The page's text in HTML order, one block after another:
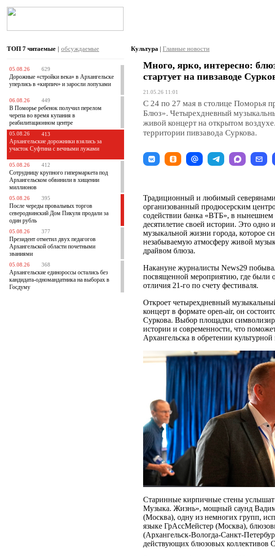
ТОП 7 читаемые | обсуждаемые
05.08.26 629
Дорожные «стройки века» в Архангельске
уперлись в «кирпич» и заросли лопухами
06.08.26 449
В Поморье ребенок получил перелом
черепа во время купания в
реабилитационном центре
05.08.26 413
Архангельские дорожники взялись за
участок Суфтина с вечными лужами
05.08.26 412
Сотрудницу крупного гипермаркета под
Архангельском обвинили в хищении
миллионов
05.08.26 395
После череды провальных торгов
северодвинский Дом Пикуля продали за
один рубль
05.08.26 377
Президент отметил двух педагогов
Архангельской области почетными
званиями
05.08.26 368
Архангельские единороссы остались без
кандидата-одномандатника на выборах в
Госдуму
Культура | Главные новости
Много, ярко, интересно:
стартует на пивзаводе
21.05.26 11:01
С 24 по 27 мая в столице Поморья
Блюз». Четырехдневный
живой концерт на открытом
территории пивзавода Суркова.
Традиционный и любимый северянами
организованный продюсерским
содействии банка «ВТБ», в нынешнем
десятилетие своей истории. Это
музыкальной жизни города, которое
незабываемую атмосферу живой
драйвом блюза.
Накануне журналисты News29
посвященной мероприятию, где были
отличия 21-го по счету фестиваля.
Откроет четырехдневный
концерт в формате open-air, он
Суркова. Выбор площадки
истории и современности, что
Архангельска в обретении
Старинные кирпичные стены услышат
Музыка. Жизнь», мощный саунд
(Москва), одну из немногих групп,
языке ГрАссМейстер (Москва),
(Архангельск-Вологда-Санкт-
действующих блюзовых коллективов